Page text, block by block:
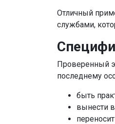
Отличный
службами,
Проверенный
последнему
быть
вынести